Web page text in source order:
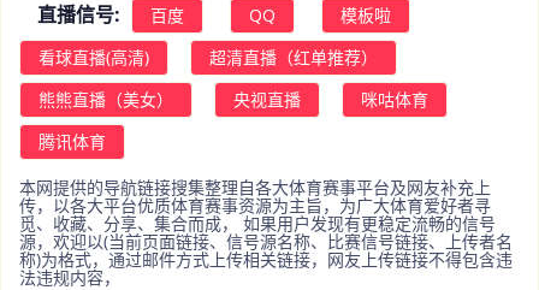
直播信号: 百度 QQ
模板啦
看球直播(高清)
超清直播（红单推荐）
熊熊直播（美女）
央视直播
咪咕体育
腾讯体育
本网提供的导航链接搜集整理自各大体育赛事平台及网友补充上
传，以各大平台优质体育赛事资源为主旨，为广大体育爱好者寻
觅、收藏、分享、集合而成， 如果用户发现有更稳定流畅的信号
源，欢迎以(当前页面链接、信号源名称、比赛信号链接、上传者名
称)为格式，通过邮件方式上传相关链接，网友上传链接不得包含违
法违规内容，